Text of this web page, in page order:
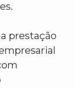
prestação